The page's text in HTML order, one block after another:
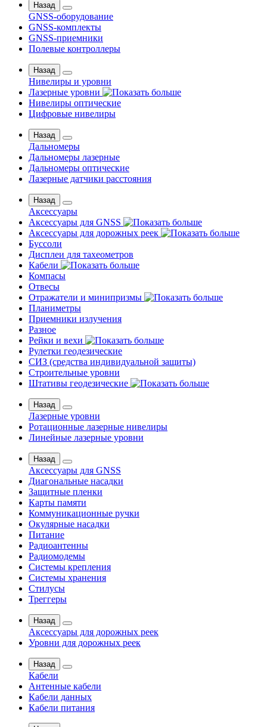
Назад
GNSS-оборудование
GNSS-комплекты
GNSS-приемники
Полевые контроллеры
Назад
Нивелиры и уровни
Лазерные уровни
Нивелиры оптические
Цифровые нивелиры
Назад
Дальномеры
Дальномеры лазерные
Дальномеры оптические
Лазерные датчики расстояния
Назад
Аксессуары
Аксессуары для GNSS
Аксессуары для дорожных реек
Буссоли
Дисплеи для тахеометров
Кабели
Компасы
Отвесы
Отражатели и минипризмы
Планиметры
Приемники излучения
Разное
Рейки и вехи
Рулетки геодезические
СИЗ (средства индивидуальной защиты)
Строительные уровни
Штативы геодезические
Назад
Лазерные уровни
Ротационные лазерные нивелиры
Линейные лазерные уровни
Назад
Аксессуары для GNSS
Диагональные насадки
Защитные пленки
Карты памяти
Коммуникационные ручки
Окулярные насадки
Питание
Радиоантенны
Радиомодемы
Системы крепления
Системы хранения
Стилусы
Треггеры
Назад
Аксессуары для дорожных реек
Уровни для дорожных реек
Назад
Кабели
Антенные кабели
Кабели данных
Кабели питания